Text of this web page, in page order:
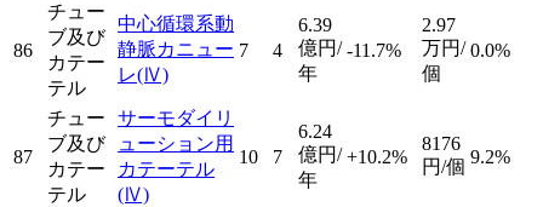
86
チュー
ブ及び
カテー
テル
中心循環系動
静脈カニュー
レ(Ⅳ)
7 4
6.39
億円/
年
-11.7%
2.97
万円/
個
0.0%
87
チュー
ブ及び
カテー
テル
サーモダイリ
ューション用
カテーテル
(Ⅳ)
10 7
6.24
億円/
年
+10.2%
8176
円/個 9.2%